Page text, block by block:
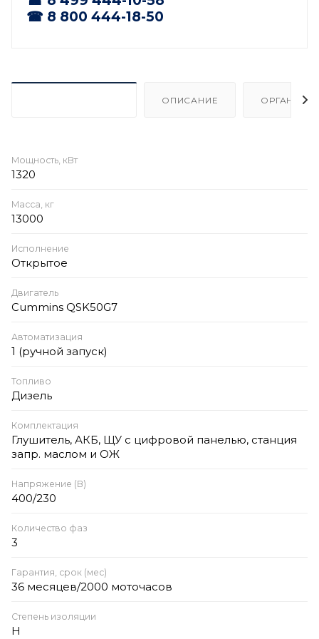
☎ 8 800 444-18-50
ОПИСАНИЕ
Мощность, кВт
1320
Масса, кг
13000
Исполнение
Открытое
Двигатель
Cummins QSK50G7
Автоматизация
1 (ручной запуск)
Топливо
Дизель
Комплектация
Глушитель, АКБ, ЩУ с цифровой панелью, станция
запр. маслом и ОЖ
Напряжение (В)
400/230
Количество фаз
3
Гарантия, срок (мес)
36 месяцев/2000 моточасов
Степень изоляции
Н